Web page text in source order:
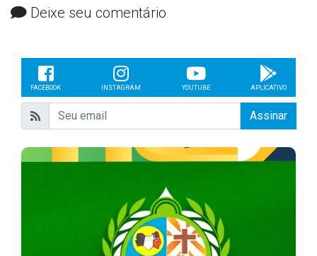
Deixe seu comentário
FACEBOOK INSTAGRAM YOUTUBE APLICATIVO
Assinar